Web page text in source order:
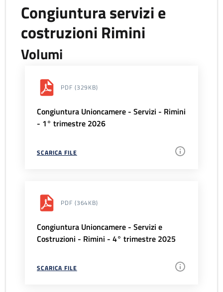
Congiuntura servizi e
costruzioni Rimini
Volumi
PDF (329KB)
Congiuntura Unioncamere - Servizi - Rimini
- 1° trimestre 2026
SCARICA FILE
PDF (364KB)
Congiuntura Unioncamere - Servizi e
Costruzioni - Rimini - 4° trimestre 2025
SCARICA FILE